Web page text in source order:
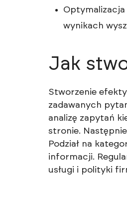
Optymalizacja
wynikach
Jak
Stworzenie
zadawanych
analizę zapytań
stronie.
Podział na
informacji.
usługi i polityki